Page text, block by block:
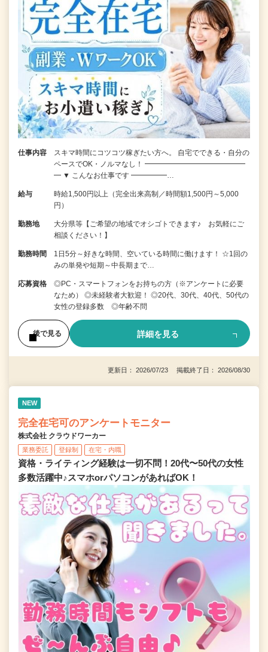
仕事内容
スキマ時間にコツコツ稼ぎたい方へ。 自宅でできる・自分の
ペースでOK・ノルマなし！ ━━━━━━━━━━━━━━
━ ▼ こんなお仕事です ━━━━━…
給与
時給1,500円以上（完全出来高制／時間額1,500円～5,000
円）
勤務地
大分県等【ご希望の地域でオシゴトできます♪ お気軽にご
相談ください！】
勤務時間
1日5分～好きな時間、空いている時間に働けます！ ☆1回の
みの単発や短期～中長期まで…
応募資格
◎PC・スマートフォンをお持ちの方（※アンケートに必要
なため） ◎未経験者大歓迎！ ◎20代、30代、40代、50代の
女性の登録多数 ◎年齢不問
後で見る 詳細を見る
更新日： 2026/07/23 掲載終了日： 2026/08/30
NEW
完全在宅可のアンケートモニター
株式会社 クラウドワーカー
業務委託 登録制 在宅・内職
資格・ライティング経験は一切不問！20代〜50代の女性
多数活躍中♪スマホorパソコンがあればOK！